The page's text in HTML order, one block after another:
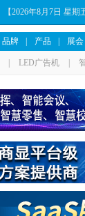
【2026年8月7日 星期
品牌 产品 展会
LED广告机